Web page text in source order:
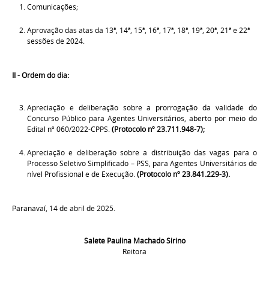
Comunicações;
Aprovação das atas da 13ª, 14ª, 15ª, 16ª, 17ª, 18ª, 19ª, 20ª, 21ª e 22ª
sessões de 2024.
II - Ordem do dia:
Apreciação e deliberação sobre a prorrogação da validade do
Concurso Público para Agentes Universitários, aberto por meio do
Edital nº 060/2022-CPPS.(Protocolo nº 23.711.948-7);
Apreciação e deliberação sobre a distribuição das vagas para o
Processo Seletivo Simplificado – PSS, para Agentes Universitários de
nível Profissional e de Execução.(Protocolo nº 23.841.229-3).
Paranavaí, 14 de abril de 2025.
Salete Paulina Machado Sirino
Reitora